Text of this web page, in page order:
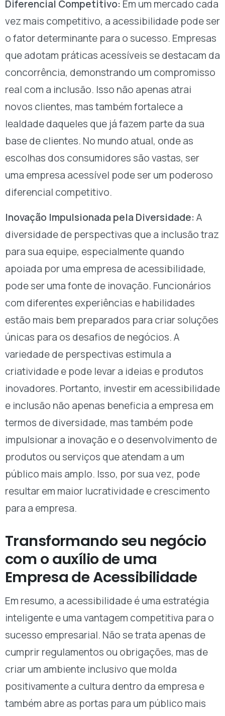
Diferencial Competitivo: Em um mercado cada
vez mais competitivo, a acessibilidade pode ser
o fator determinante para o sucesso. Empresas
que adotam práticas acessíveis se destacam da
concorrência, demonstrando um compromisso
real com a inclusão. Isso não apenas atrai
novos clientes, mas também fortalece a
lealdade daqueles que já fazem parte da sua
base de clientes. No mundo atual, onde as
escolhas dos consumidores são vastas, ser
uma empresa acessível pode ser um poderoso
diferencial competitivo.
Inovação Impulsionada pela Diversidade: A
diversidade de perspectivas que a inclusão traz
para sua equipe, especialmente quando
apoiada por uma empresa de acessibilidade,
pode ser uma fonte de inovação. Funcionários
com diferentes experiências e habilidades
estão mais bem preparados para criar soluções
únicas para os desafios de negócios. A
variedade de perspectivas estimula a
criatividade e pode levar a ideias e produtos
inovadores. Portanto, investir em acessibilidade
e inclusão não apenas beneficia a empresa em
termos de diversidade, mas também pode
impulsionar a inovação e o desenvolvimento de
produtos ou serviços que atendam a um
público mais amplo. Isso, por sua vez, pode
resultar em maior lucratividade e crescimento
para a empresa.
Transformando seu negócio
com o auxílio de uma
Empresa de Acessibilidade
Em resumo, a acessibilidade é uma estratégia
inteligente e uma vantagem competitiva para o
sucesso empresarial. Não se trata apenas de
cumprir regulamentos ou obrigações, mas de
criar um ambiente inclusivo que molda
positivamente a cultura dentro da empresa e
também abre as portas para um público mais